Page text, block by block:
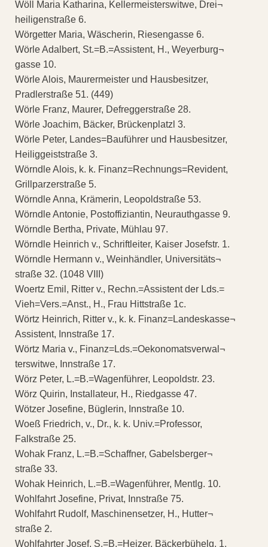
Wöll Maria Katharina, Kellermeisterswitwe, Drei¬
heiligenstraße 6.
Wörgetter Maria, Wäscherin, Riesengasse 6.
Wörle Adalbert, St.=B.=Assistent, H., Weyerburg¬
gasse 10.
Wörle Alois, Maurermeister und Hausbesitzer,
Pradlerstraße 51. (449)
Wörle Franz, Maurer, Defreggerstraße 28.
Wörle Joachim, Bäcker, Brückenplatzl 3.
Wörle Peter, Landes=Bauführer und Hausbesitzer,
Heiliggeiststraße 3.
Wörndle Alois, k. k. Finanz=Rechnungs=Revident,
Grillparzerstraße 5.
Wörndle Anna, Krämerin, Leopoldstraße 53.
Wörndle Antonie, Postoffiziantin, Neurauthgasse 9.
Wörndle Bertha, Private, Mühlau 97.
Wörndle Heinrich v., Schriftleiter, Kaiser Josefstr. 1.
Wörndle Hermann v., Weinhändler, Universitäts¬
straße 32. (1048 VIII)
Woertz Emil, Ritter v., Rechn.=Assistent der Lds.=
Vieh=Vers.=Anst., H., Frau Hittstraße 1c.
Wörtz Heinrich, Ritter v., k. k. Finanz=Landeskasse¬
Assistent, Innstraße 17.
Wörtz Maria v., Finanz=Lds.=Oekonomatsverwal¬
terswitwe, Innstraße 17.
Wörz Peter, L.=B.=Wagenführer, Leopoldstr. 23.
Wörz Quirin, Installateur, H., Riedgasse 47.
Wötzer Josefine, Büglerin, Innstraße 10.
Woeß Friedrich, v., Dr., k. k. Univ.=Professor,
Falkstraße 25.
Wohak Franz, L.=B.=Schaffner, Gabelsberger¬
straße 33.
Wohak Heinrich, L.=B.=Wagenführer, Mentlg. 10.
Wohlfahrt Josefine, Privat, Innstraße 75.
Wohlfahrt Rudolf, Maschinensetzer, H., Hutter¬
straße 2.
Wohlfahrter Josef, S.=B.=Heizer, Bäckerbühelg. 1.